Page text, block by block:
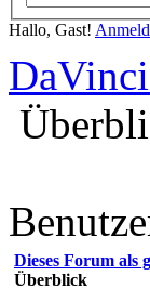
Hallo, Gast!
Dieses Forum als
Überblick